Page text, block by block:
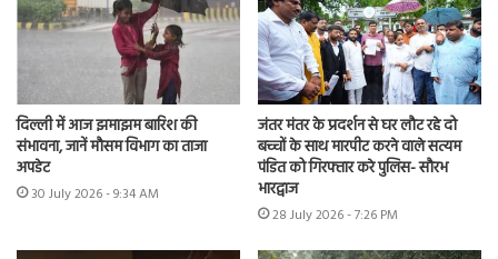
दिल्ली में आज झमाझम बारिश की
संभावना, जानें मौसम विभाग का ताजा
अपडेट
30 July 2026 - 9:34 AM
जंतर मंतर के प्रदर्शन से घर लौट रहे दो
बच्चों के साथ मारपीट करने वाले सत्यम
पंडित को गिरफ्तार करे पुलिस- सौरभ
भारद्वाज
28 July 2026 - 7:26 PM